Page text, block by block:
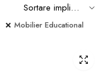
Mobilier Educational